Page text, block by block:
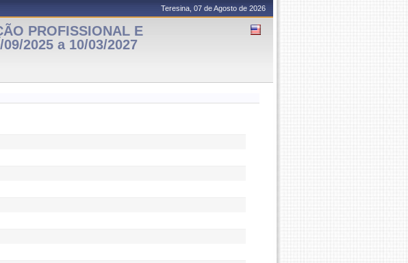
Teresina, 07 de Agosto de 2026
PROFISSIONAL E
2025 a 10/03/2027